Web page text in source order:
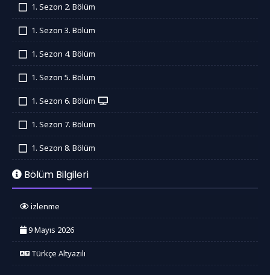
1. Sezon 2. Bölüm
1. Sezon 3. Bölüm
1. Sezon 4. Bölüm
1. Sezon 5. Bölüm
1. Sezon 6. Bölüm
1. Sezon 7. Bölüm
1. Sezon 8. Bölüm
Bölüm Bilgileri
izlenme
9 Mayıs 2026
Türkçe Altyazılı